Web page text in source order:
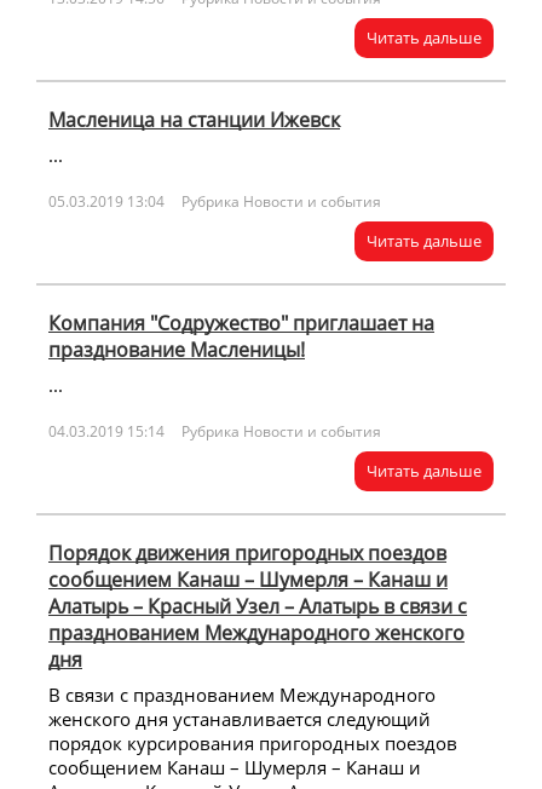
Читать дальше
Масленица на станции Ижевск
...
05.03.2019 13:04 Рубрика Новости и события
Читать дальше
Компания "Содружество" приглашает на
празднование Масленицы!
...
04.03.2019 15:14 Рубрика Новости и события
Читать дальше
Порядок движения пригородных поездов
сообщением Канаш – Шумерля – Канаш и
Алатырь – Красный Узел – Алатырь в связи с
празднованием Международного женского
дня
В связи с празднованием Международного
женского дня устанавливается следующий
порядок курсирования пригородных поездов
сообщением Канаш – Шумерля – Канаш и